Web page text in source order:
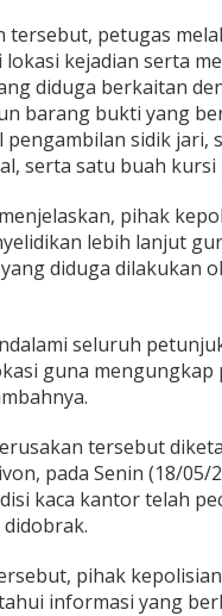
tersebut, petugas
lokasi kejadian serta
diduga berkaitan
barang bukti yang
sidik jari,
serta satu buah kursi
pihak
lebih lanjut
diduga dilakukan
seluruh
guna
tersebut
pada Senin (18/05/
kaca kantor telah
pihak
informasi yang